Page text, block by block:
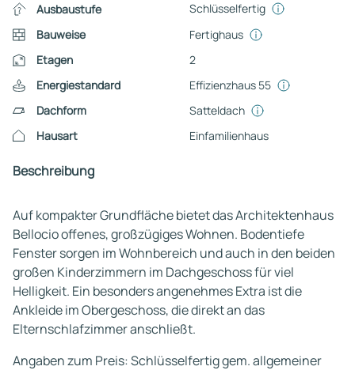
Ausbaustufe
Schlüsselfertig
Bauweise
Fertighaus
Etagen
2
Energiestandard
Effizienzhaus 55
Dachform
Satteldach
Hausart
Einfamilienhaus
Beschreibung
Auf kompakter Grundfläche bietet das Architektenhaus
Bellocio offenes, großzügiges Wohnen. Bodentiefe
Fenster sorgen im Wohnbereich und auch in den beiden
großen Kinderzimmern im Dachgeschoss für viel
Helligkeit. Ein besonders angenehmes Extra ist die
Ankleide im Obergeschoss, die direkt an das
Elternschlafzimmer anschließt.
Angaben zum Preis: Schlüsselfertig gem. allgemeiner